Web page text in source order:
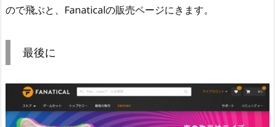
ので飛ぶと、Fanaticalの販売ページにきます。
最後に